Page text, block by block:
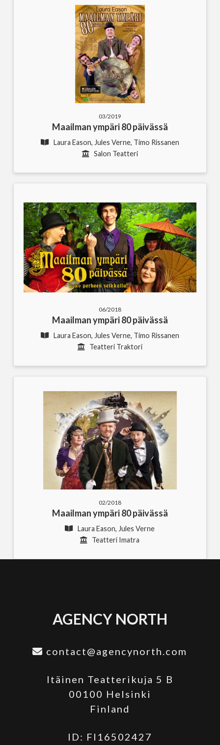
03/2019
Maailman ympäri 80 päivässä
Laura Eason, Jules Verne, Timo Rissanen
Salon Teatteri
06/2018
Maailman ympäri 80 päivässä
Laura Eason, Jules Verne, Timo Rissanen
Teatteri Traktori
02/2018
Maailman ympäri 80 päivässä
Laura Eason, Jules Verne
Teatteri Imatra
AGENCY NORTH
contact@agencynorth.com
Itäinen Teatterikuja 5 B
00100 Helsinki
Finland
ID: FI16502427